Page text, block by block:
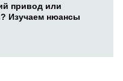
привод или
Изучаем нюансы